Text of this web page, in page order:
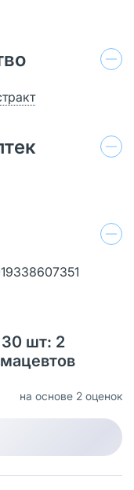
шт: 2
на основе 2 оценок